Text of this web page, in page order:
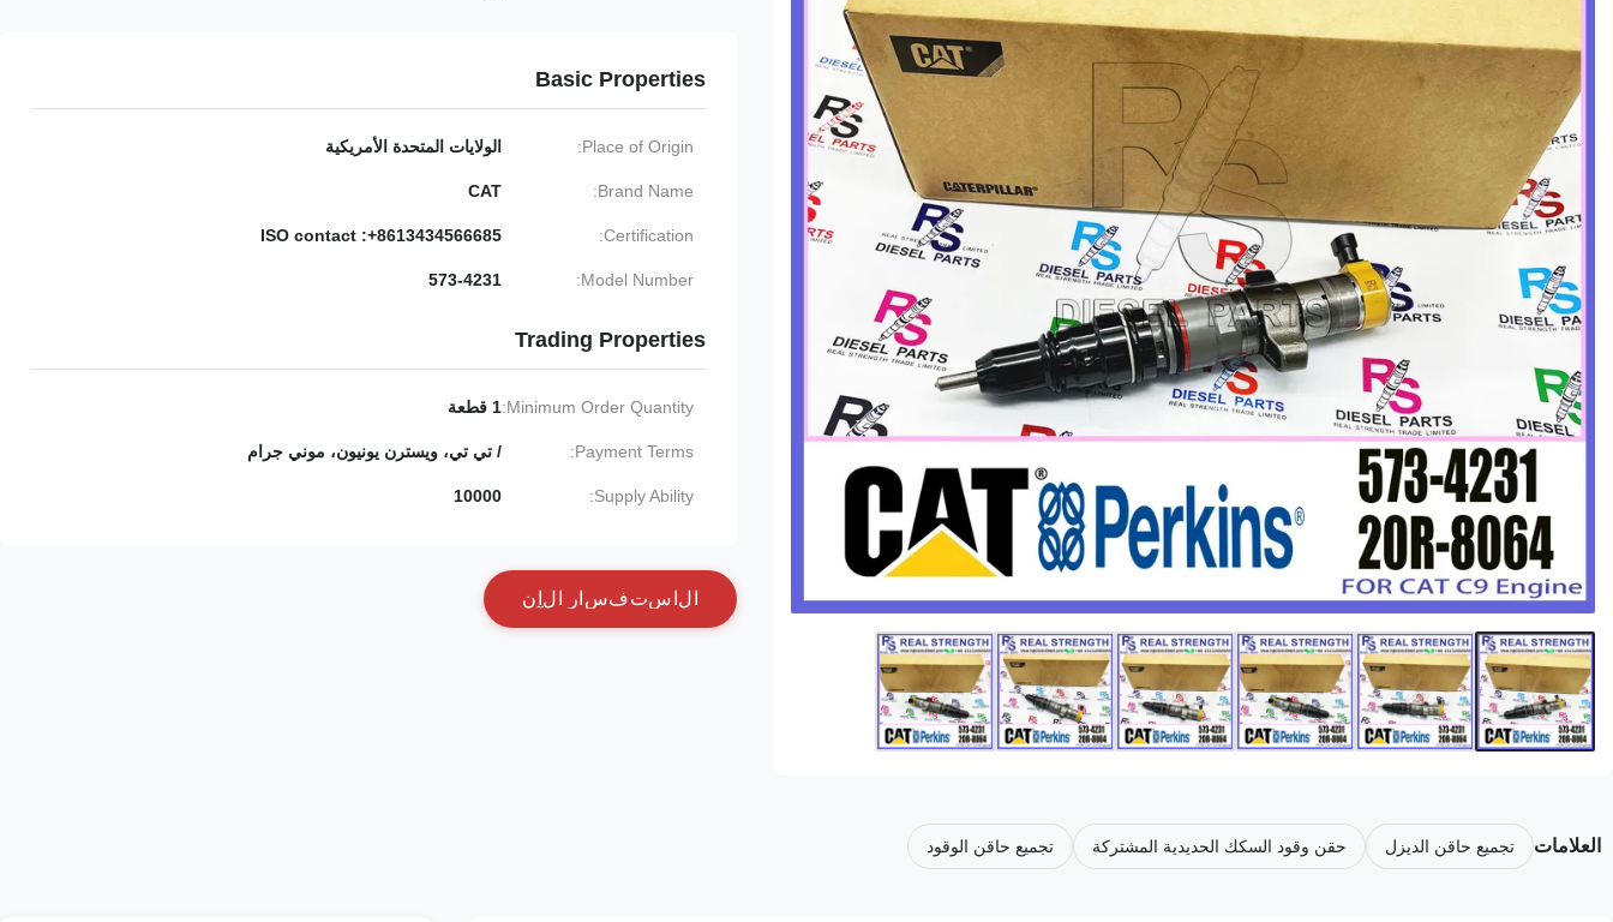
Basic Properties
Place of Origin: الولايات المتحدة الأمريكية
Brand Name:
CAT
Certification:
ISO contact :+8613434566685
Model Number:
573-4231
Trading Properties
Minimum Order Quantity: 1 قطعة
Payment Terms: / تي تي، ويسترن يونيون، موني جرام
Supply Ability:
10000
ل ستفس ر ل ن
العلامات تجميع حاقن الديزل حقن وقود السكك الحديدية المشتركة تجميع حاقن الوقود